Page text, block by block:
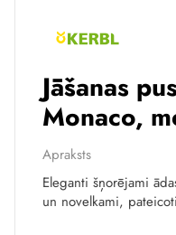
Jāšanas
Monaco,
Apraksts
Eleganti šņorējami
un novelkami,